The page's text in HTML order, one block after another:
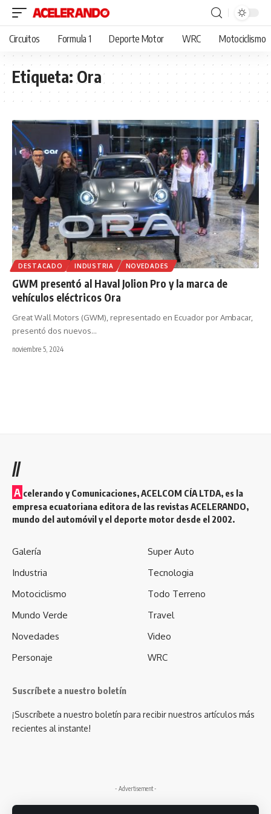
Circuitos Formula 1 Deporte Motor WRC Motociclismo
Etiqueta:Ora
DESTACADO INDUSTRIA NOVEDADES
GWM presentó al Haval Jolion Pro y la marca de
vehículos eléctricos Ora
Great Wall Motors (GWM), representado en Ecuador por Ambacar,
presentó dos nuevos…
noviembre 5, 2024
//
A celerando y Comunicaciones, ACELCOM CÍA LTDA, es la
empresa ecuatoriana editora de las revistas ACELERANDO,
mundo del automóvil y el deporte motor desde el 2002.
Galería
Industria
Motociclismo
Mundo Verde
Novedades
Personaje
Super Auto
Tecnologia
Todo Terreno
Travel
Video
WRC
Suscríbete a nuestro boletín
¡Suscríbete a nuestro boletín para recibir nuestros artículos más
recientes al instante!
- Advertisement -